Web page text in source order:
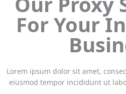
For Your
Lorem ipsum dolor sit amet,
eiusmod tempor incididunt ut